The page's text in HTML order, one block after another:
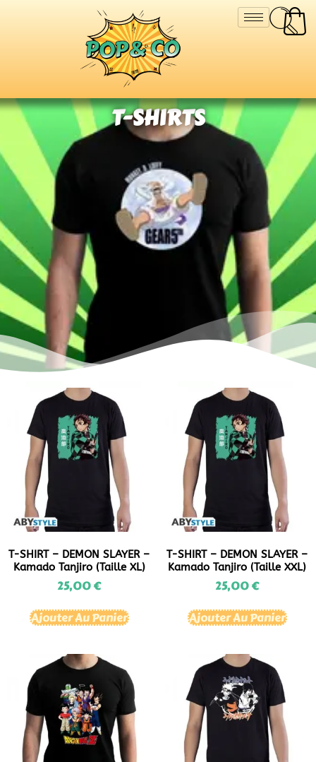
T-SHIRTS
T-SHIRT – DEMON SLAYER –
Kamado Tanjiro (Taille XL)
25,00€
Ajouter Au Panier
T-SHIRT – DEMON SLAYER –
Kamado Tanjiro (Taille XXL)
25,00€
Ajouter Au Panier